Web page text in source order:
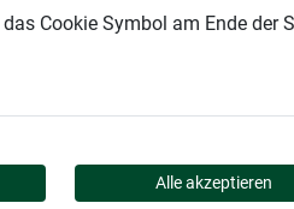
FÜR VÖGEL & IHREN
Cookie Symbol am Ende der
Alle akzeptieren